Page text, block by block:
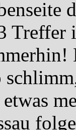
Treffer